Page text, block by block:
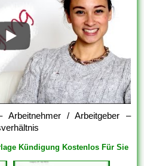
Arbeitnehmer / Arbeitgeber –
Kündigung Kostenlos Für Sie